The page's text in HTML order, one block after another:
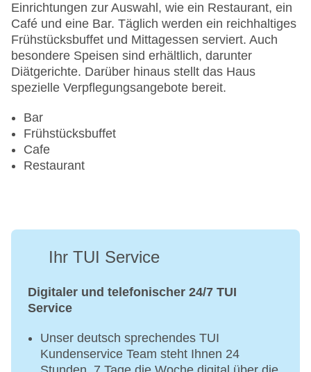
Einrichtungen zur Auswahl, wie ein Restaurant, ein
Café und eine Bar. Täglich werden ein reichhaltiges
Frühstücksbuffet und Mittagessen serviert. Auch
besondere Speisen sind erhältlich, darunter
Diätgerichte. Darüber hinaus stellt das Haus
spezielle Verpflegungsangebote bereit.
Bar
Frühstücksbuffet
Cafe
Restaurant
Ihr TUI Service
Digitaler und telefonischer 24/7 TUI
Service
Unser deutsch sprechendes TUI
Kundenservice Team steht Ihnen 24